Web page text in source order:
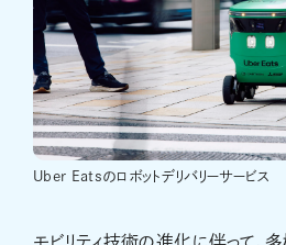
Uber Eatsのロボットデリバリーサービス